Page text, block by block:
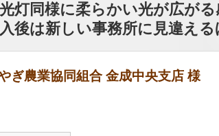
灯同様に柔らかい光が広が
後は新しい事務所に見違える
ぎ農業協同組合 金成中央支店 様